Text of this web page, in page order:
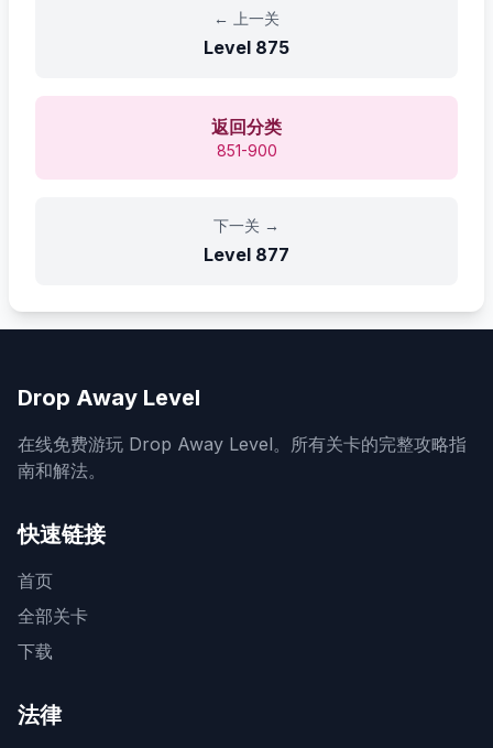
← 上一关
Level 875
返回分类
851-900
下一关 →
Level 877
Drop Away Level
在线免费游玩 Drop Away Level。所有关卡的完整攻略指
南和解法。
快速链接
首页
全部关卡
下载
法律